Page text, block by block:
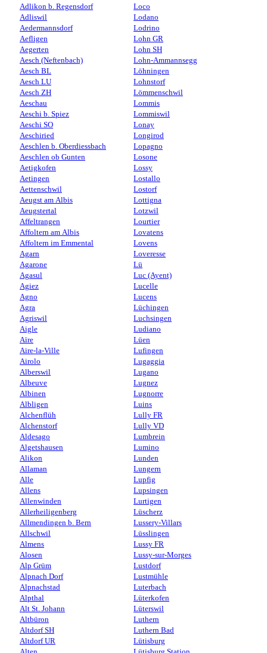
Adlikon b. Regensdorf
Adliswil
Aedermannsdorf
Aefligen
Aegerten
Aesch (Neftenbach)
Aesch BL
Aesch LU
Aesch ZH
Aeschau
Aeschi b. Spiez
Aeschi SO
Aeschiried
Aeschlen b. Oberdiessbach
Aeschlen ob Gunten
Aetigkofen
Aetingen
Aettenschwil
Aeugst am Albis
Aeugstertal
Affeltrangen
Affoltern am Albis
Affoltern im Emmental
Agarn
Agarone
Agasul
Agiez
Agno
Agra
Agriswil
Aigle
Aïre
Aire-la-Ville
Airolo
Alberswil
Albeuve
Albinen
Albligen
Alchenflüh
Alchenstorf
Aldesago
Algetshausen
Alikon
Allaman
Alle
Allens
Allenwinden
Allerheiligenberg
Allmendingen b. Bern
Allschwil
Almens
Alosen
Alp Grüm
Alpnach Dorf
Alpnachstad
Alpthal
Alt St. Johann
Altbüron
Altdorf SH
Altdorf UR
Loco
Lodano
Lodrino
Lohn GR
Lohn SH
Lohn-Ammannsegg
Löhningen
Lohnstorf
Lömmenschwil
Lommis
Lommiswil
Lonay
Longirod
Lopagno
Losone
Lossy
Lostallo
Lostorf
Lottigna
Lotzwil
Lourtier
Lovatens
Lovens
Loveresse
Lü
Luc (Ayent)
Lucelle
Lucens
Lüchingen
Luchsingen
Ludiano
Lüen
Lufingen
Lugaggia
Lugano
Lugnez
Lugnorre
Luins
Lully FR
Lully VD
Lumbrein
Lumino
Lunden
Lungern
Lupfig
Lupsingen
Lurtigen
Lüscherz
Lussery-Villars
Lüsslingen
Lussy FR
Lussy-sur-Morges
Lustdorf
Lustmühle
Luterbach
Lüterkofen
Lüterswil
Luthern
Luthern Bad
Lütisburg